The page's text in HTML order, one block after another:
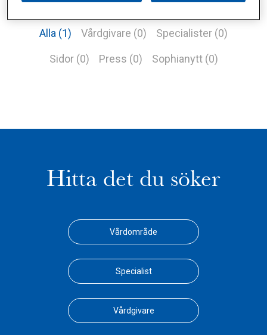
Alla (1) Vårdgivare (0) Specialister (0)
Sidor (0) Press (0) Sophianytt (0)
Hitta det du söker
Vårdområde
Specialist
Vårdgivare